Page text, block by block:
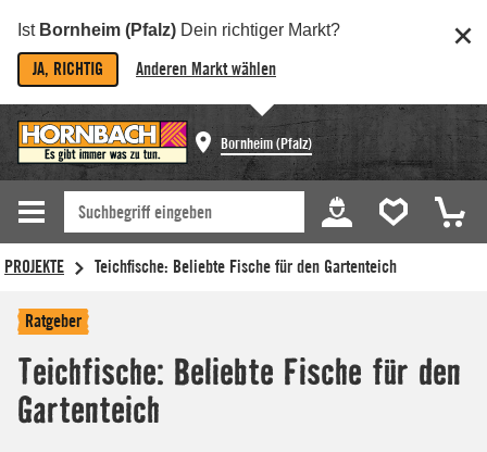
Ist Bornheim (Pfalz) Dein richtiger Markt?
JA, RICHTIG Anderen Markt wählen
Bornheim (Pfalz)